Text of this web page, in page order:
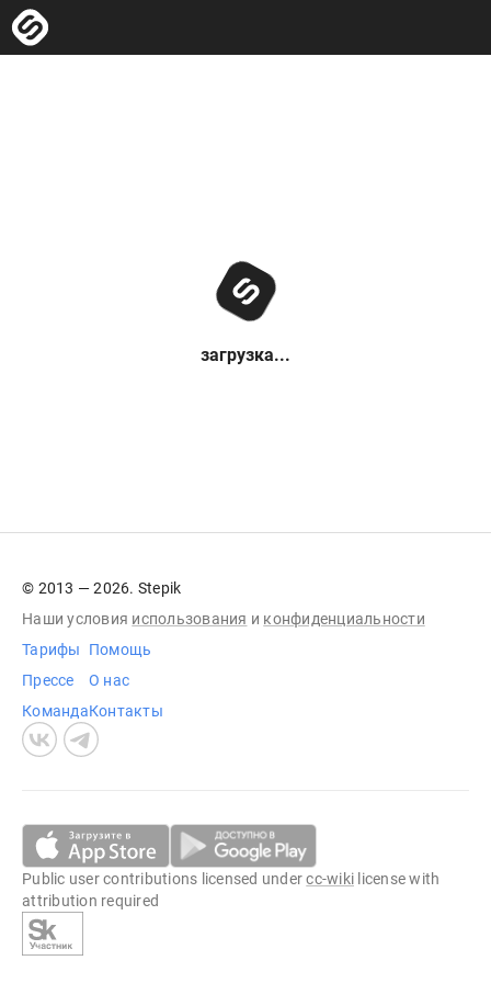
загрузка...
© 2013 — 2026. Stepik
Наши условия использования и конфиденциальности
Тарифы
Прессе
Команда
Помощь
О нас
Контакты
Public user contributions licensed undercc-wiki license with
attribution required